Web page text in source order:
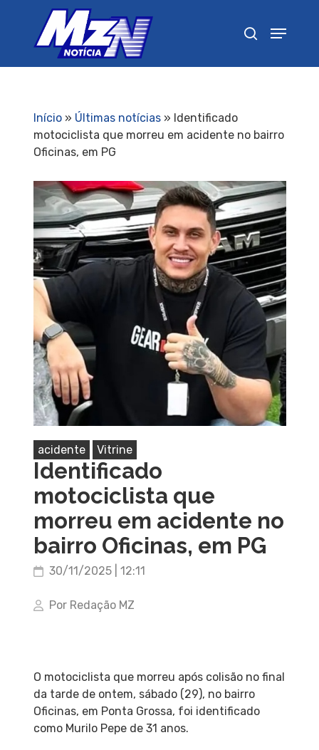
Início» Últimas notícias» Identificado
motociclista que morreu em acidente no bairro
Oficinas, em PG
acidente Vitrine
Identificado
motociclista que
morreu em acidente no
bairro Oficinas, em PG
30/11/2025 | 12:11
Por Redação MZ
O motociclista que morreu após colisão no final
da tarde de ontem, sábado (29), no bairro
Oficinas, em Ponta Grossa, foi identificado
como Murilo Pepe de 31 anos.